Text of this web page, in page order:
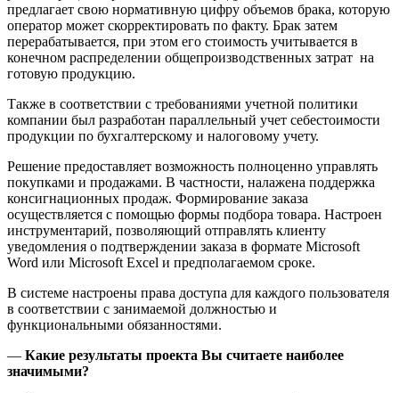
предлагает свою нормативную цифру объемов брака, которую
оператор может скорректировать по факту. Брак затем
перерабатывается, при этом его стоимость учитывается в
конечном распределении общепроизводственных затрат на
готовую продукцию.
Также в соответствии с требованиями учетной политики
компании был разработан параллельный учет себестоимости
продукции по бухгалтерскому и налоговому учету.
Решение предоставляет возможность полноценно управлять
покупками и продажами. В частности, налажена поддержка
консигнационных продаж. Формирование заказа
осуществляется с помощью формы подбора товара. Настроен
инструментарий, позволяющий отправлять клиенту
уведомления о подтверждении заказа в формате Microsoft
Word или Microsoft Excel и предполагаемом сроке.
В системе настроены права доступа для каждого пользователя
в соответствии с занимаемой должностью и
функциональными обязанностями.
— Какие результаты проекта Вы считаете наиболее
значимыми?